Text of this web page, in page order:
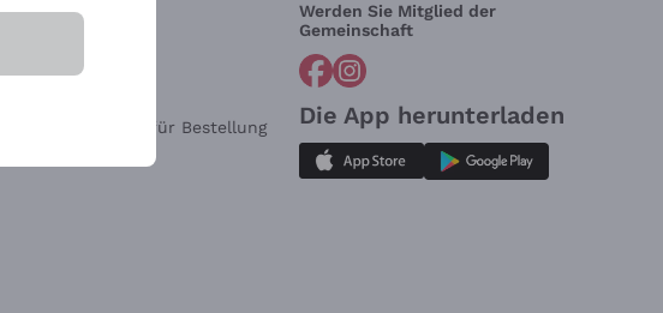
Sie Hilfe?
Widerrufsformular für Bestellung
Werden Sie Mitglied der
Gemeinschaft
Die App herunterladen